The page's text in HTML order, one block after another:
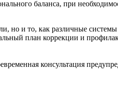
баланса, при
но и то, как различные
план коррекции и
консультация